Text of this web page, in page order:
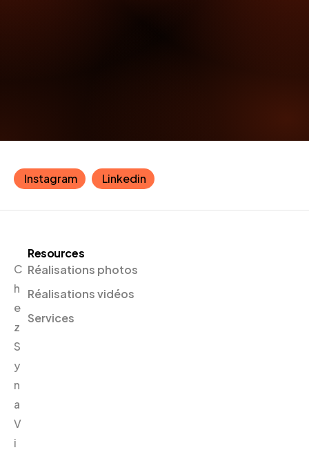
Instagram Linkedin
C
h
e
z
S
y
n
a
V
i
Resources
Réalisations photos
Réalisations vidéos
Services